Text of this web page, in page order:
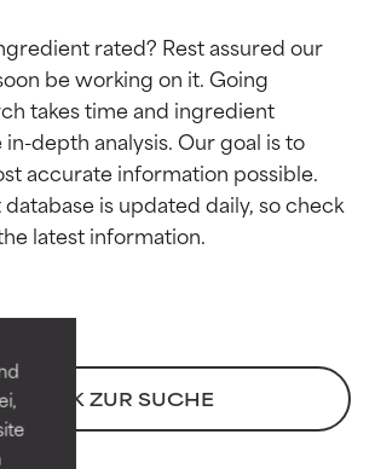
rated? Rest assured our
be working on it. Going
takes time and ingredient
depth analysis. Our goal is to
accurate information possible.
is updated daily, so check
ZUR SUCHE
der
und durch
Studien belegt.
Wirkstoff für
Hauttypen und -
der
und durch
Studien belegt.
Wirkstoff für
Hauttypen und -